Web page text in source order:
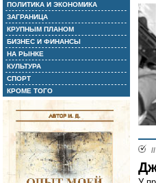
ПОЛИТИКА И ЭКОНОМИКА
ЗАГРАНИЦА
КРУПНЫМ ПЛАНОМ
БИЗНЕС И ФИНАНСЫ
НА РЫНКЕ
КУЛЬТУРА
СПОРТ
КРОМЕ ТОГО
//